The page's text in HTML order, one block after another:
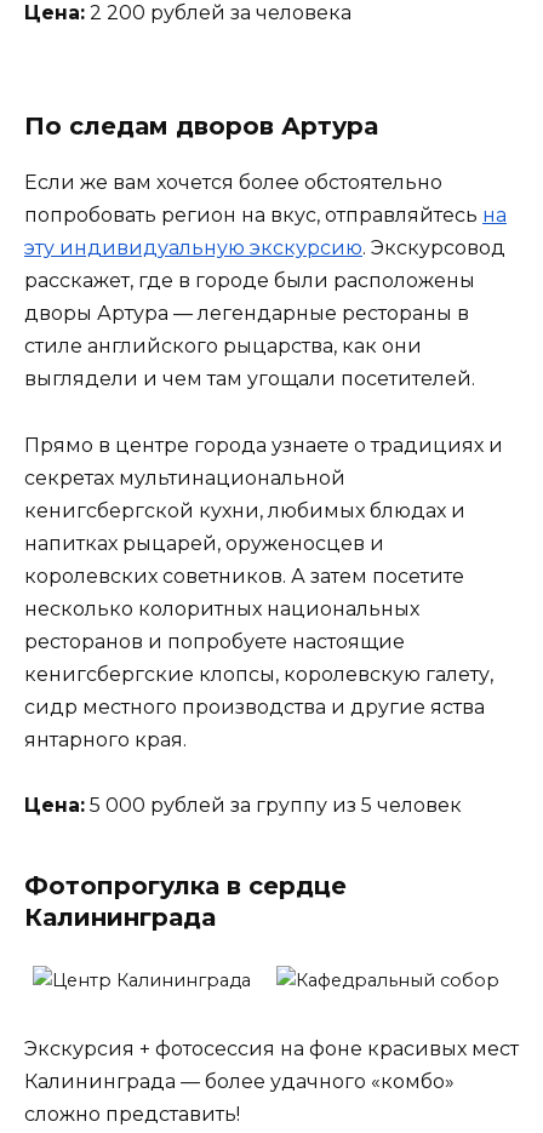
Цена: 2 200 рублей за человека
По следам дворов Артура
Если же вам хочется более обстоятельно
попробовать регион на вкус, отправляйтесь на
эту индивидуальную экскурсию. Экскурсовод
расскажет, где в городе были расположены
дворы Артура — легендарные рестораны в
стиле английского рыцарства, как они
выглядели и чем там угощали посетителей.
Прямо в центре города узнаете о традициях и
секретах мультинациональной
кенигсбергской кухни, любимых блюдах и
напитках рыцарей, оруженосцев и
королевских советников. А затем посетите
несколько колоритных национальных
ресторанов и попробуете настоящие
кенигсбергские клопсы, королевскую галету,
сидр местного производства и другие яства
янтарного края.
Цена: 5 000 рублей за группу из 5 человек
Фотопрогулка в сердце
Калининграда
Экскурсия + фотосессия на фоне красивых мест
Калининграда — более удачного «комбо»
сложно представить!